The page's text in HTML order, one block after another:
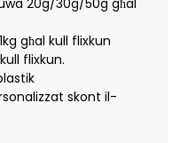
20g/30g/50g għal
għal kull flixkun
flixkun.
skont il-